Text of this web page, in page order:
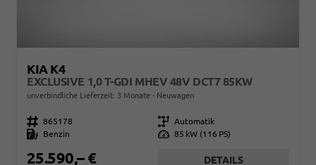
KIA K4
EXCLUSIVE 1,0 T-GDI MHEV 48V DCT7 85KW
unverbindliche Lieferzeit: 3 Monate Neuwagen
Fahrzeugnr. 865178 Getriebe
Automatik
Kraftstoff
Benzin Leistung 85 kW (116 PS)
25.590,– € DETAILS